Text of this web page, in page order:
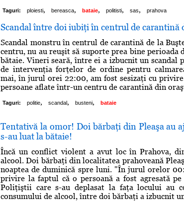
Taguri: ploiesti, bereasca, bataie, politisti, sas, prahova
Scandal între doi iubiţi în centrul de carantină
Scandal monstru în centrul de carantină de la
centru, nu au reuşit să suporte prea bine perioada
bătaie. Vineri seară, între ei a izbucnit un scandal
de intervenţia forţelor de ordine pentru
mai, în jurul orei 22:00, am fost sesizaţi cu
persoane aflate într-un centru de carantină din
Taguri: politie, scandal, busteni, bataie
Tentativă la omor! Doi bărbaţi din Pleaşa au
s-au luat la bătaie!
Încă un conflict violent a avut loc în Prahova,
alcool. Doi bărbaţi din localitatea prahoveană
noaptea de duminică spre luni. "În jurul orelor
privire la faptul că o persoană a fost agresată
Poliţiştii care s-au deplasat la faţa locului au
consumului de alcool, între doi bărbaţi a izbucnit